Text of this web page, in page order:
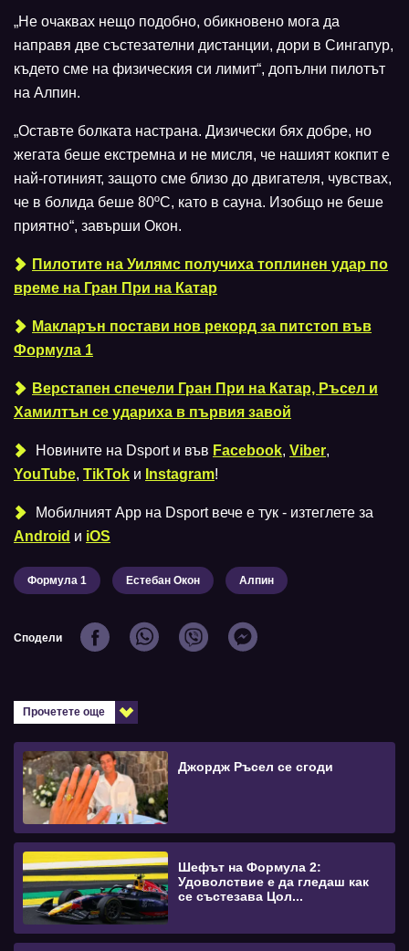
„Не очаквах нещо подобно, обикновено мога да
направя две състезателни дистанции, дори в Сингапур,
където сме на физическия си лимит“, допълни пилотът
на Алпин.
„Оставте болката настрана. Дизически бях добре, но
жегата беше екстремна и не мисля, че нашият кокпит е
най-готиният, защото сме близо до двигателя, чувствах,
че в болида беше 80ºC, като в сауна. Изобщо не беше
приятно“, завърши Окон.
Пилотите на Уилямс получиха топлинен удар по
време на Гран При на Катар
Макларън постави нов рекорд за питстоп във
Формула 1
Верстапен спечели Гран При на Катар, Ръсел и
Хамилтън се удариха в първия завой
Новините на Dsport и във Facebook, Viber,
YouTube, TikTok и Instagram!
Мобилният Аpp на Dsport вече е тук - изтеглете за
Android и iOS
Формула 1 Естебан Окон Алпин
Сподели
Прочетете още
Джордж Ръсел се сгоди
Шефът на Формула 2:
Удоволствие е да гледаш как
се състезава Цол...